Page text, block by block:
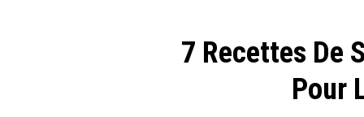
7 Recettes De
Pour